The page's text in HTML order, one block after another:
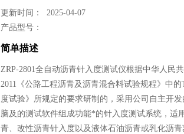
更新时间： 2025-04-07
产品型号：
简单描述
ZRP-2801全自动沥青针入度测试仪根据中华人民
2011《公路工程沥青及沥青混合料试验规程》中的
度试验》所规定的要求研制的，采用公司自主开
脑及的测试软件组成功能*的针入度测试系统，适
青、改性沥青针入度以及液体石油沥青或乳化沥